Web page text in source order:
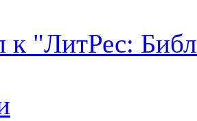
к "ЛитРес: